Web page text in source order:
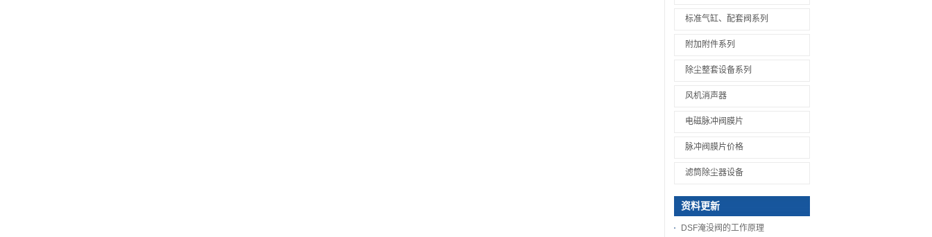
标准气缸、配套阀系列
附加附件系列
除尘整套设备系列
风机消声器
电磁脉冲阀膜片
脉冲阀膜片价格
滤筒除尘器设备
资料更新
DSF淹没阀的工作原理